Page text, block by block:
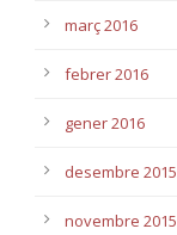
març 2016
febrer 2016
gener 2016
desembre 2015
novembre 2015